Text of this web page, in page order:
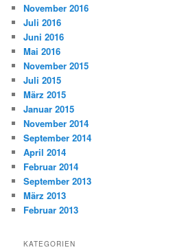
November 2016
Juli 2016
Juni 2016
Mai 2016
November 2015
Juli 2015
März 2015
Januar 2015
November 2014
September 2014
April 2014
Februar 2014
September 2013
März 2013
Februar 2013
KATEGORIEN